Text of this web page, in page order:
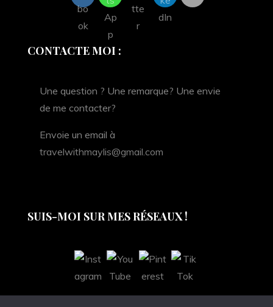
CONTACTE MOI :
Une question ? Une remarque? Une envie
de me contacter?
Envoie un email à
travelwithmaylis@gmail.com
SUIS-MOI SUR MES RÉSEAUX !